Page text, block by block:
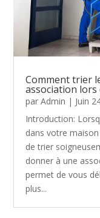
Comment trier
association lors
parAdmin | Juin
Introduction:
dans votre
de trier
donner à une
permet de vous
plus...